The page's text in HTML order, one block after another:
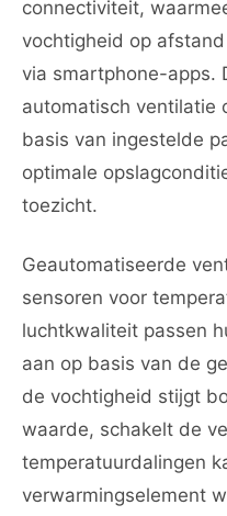
connectiviteit,
vochtigheid op
via smartphone-apps.
automatisch ventilatie
basis van ingestelde
optimale
toezicht.
Geautomatiseerde
sensoren voor
luchtkwaliteit passen
aan op basis van de
de vochtigheid stijgt
waarde, schakelt de
temperatuurdalingen
verwarmingselement